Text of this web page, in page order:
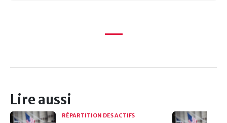
Lire aussi
RÉPARTITION DES ACTIFS